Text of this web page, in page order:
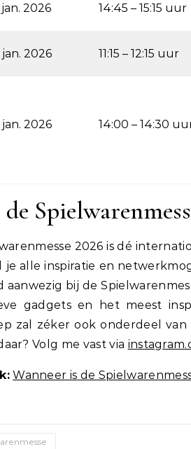
2026 14:45 – 15:15 uur
2026 11:15 – 12:15 uur
2026 14:00 – 14:30
2026 is dé
je alle inspiratie en
aanwezig bij de
gadgets en het meest
zal zéker ook onderdeel
Volg me vast via
Wanneer is de